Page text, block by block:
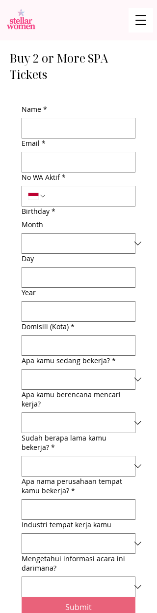
Buy 2 or More SPA
Tickets
Name *
Email *
No WA Aktif *
Birthday *
Month
Day
Year
Domisili (Kota) *
Apa kamu sedang bekerja? *
Apa kamu berencana mencari
kerja?
Sudah berapa lama kamu
bekerja? *
Apa nama perusahaan tempat
kamu bekerja? *
Industri tempat kerja kamu
Mengetahui informasi acara ini
darimana?
Submit